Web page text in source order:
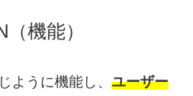
（機能）
ように機能し、 ユーザー